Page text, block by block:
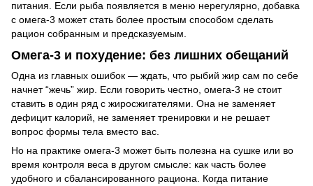
питания. Если рыба появляется в меню нерегулярно, добавка
с омега-3 может стать более простым способом сделать
рацион собранным и предсказуемым.
Омега-3 и похудение: без лишних обещаний
Одна из главных ошибок — ждать, что рыбий жир сам по себе
начнет “жечь” жир. Если говорить честно, омега-3 не стоит
ставить в один ряд с жиросжигателями. Она не заменяет
дефицит калорий, не заменяет тренировки и не решает
вопрос формы тела вместо вас.
Но на практике омега-3 может быть полезна на сушке или во
время контроля веса в другом смысле: как часть более
удобного и сбалансированного рациона. Когда питание